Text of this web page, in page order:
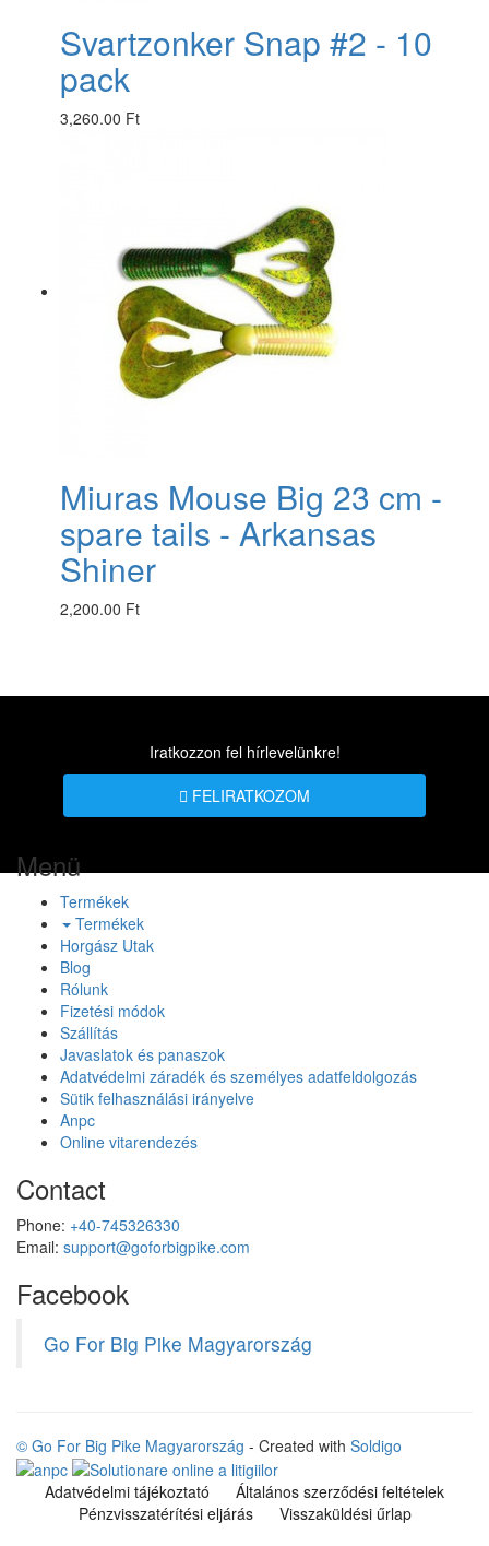
Svartzonker Snap #2 - 10
pack
3,260.00 Ft
Miuras Mouse Big 23 cm -
spare tails - Arkansas
Shiner
2,200.00 Ft
Iratkozzon fel hírlevelünkre!
FELIRATKOZOM
Menü
Termékek
Termékek
Horgász Utak
Blog
Rólunk
Fizetési módok
Szállítás
Javaslatok és panaszok
Adatvédelmi záradék és személyes adatfeldolgozás
Sütik felhasználási irányelve
Anpc
Online vitarendezés
Contact
Phone: +40-745326330
Email: support@goforbigpike.com
Facebook
Go For Big Pike Magyarország
© Go For Big Pike Magyarország - Created with Soldigo
Adatvédelmi tájékoztató
Általános szerződési feltételek
Pénzvisszatérítési eljárás
Visszaküldési űrlap